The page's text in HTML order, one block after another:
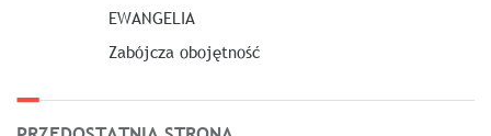
EWANGELIA
Zabójcza obojętność